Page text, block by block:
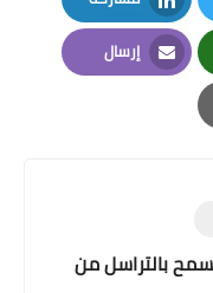
LinkedIn
إرسال
Email
بالتراسل من